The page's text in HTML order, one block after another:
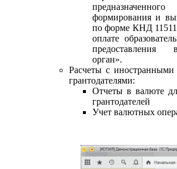
формирования и
по форме КНД
оплате
орган».
Расчеты с иностранными
грантодателями:
Отчеты в валюте
грантодателей
Учет валютных